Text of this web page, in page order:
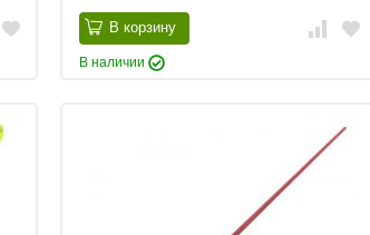
В корзину
В наличии